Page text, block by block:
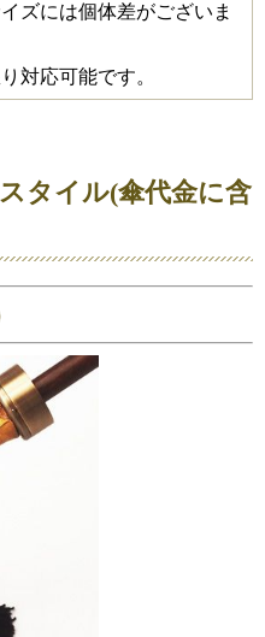
ズには個体差がございま
対応可能です。
タイル(傘代金に含